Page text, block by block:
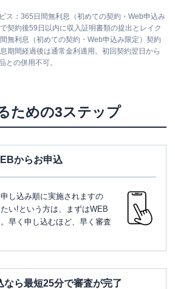
ス：365日間無利息（初めての契約・Web申込み
契約後59日以内に収入証明書類の提出とレイク
無利息（初めての契約・Web申込み限定）契約
期間経過後は通常金利適用。初回契約翌日から
との併用不可。
ための3ステップ
からお申込
し込み順に実施されますの
い!という方は、まずはWEB
早く申し込むほど、早く審査
なら最短25分で審査が完了